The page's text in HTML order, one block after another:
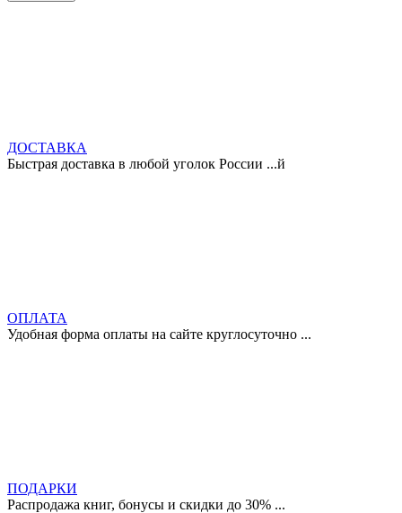
ДОСТАВКА
Быстрая доставка в любой уголок России ...й
ОПЛАТА
Удобная форма оплаты на сайте круглосуточно ...
ПОДАРКИ
Распродажа книг, бонусы и скидки до 30% ...